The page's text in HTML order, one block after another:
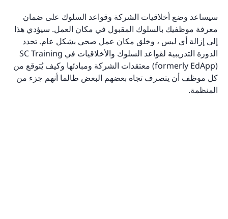
سيساعد وضع أخلاقيات الشركة وقواعد السلوك على ضمان
معرفة موظفيك بالسلوك المقبول في مكان العمل. سيؤدي هذا
إلى إزالة أي لبس ، وخلق مكان عمل صحي بشكل عام. تحدد
الدورة التدريبية لقواعد السلوك والأخلاقيات في SC Training
(formerly EdApp) معتقدات الشركة ومبادئها وكيف يُتوقع من
كل موظف أن يتصرف تجاه بعضهم البعض طالما أنهم جزء من
المنظمة.